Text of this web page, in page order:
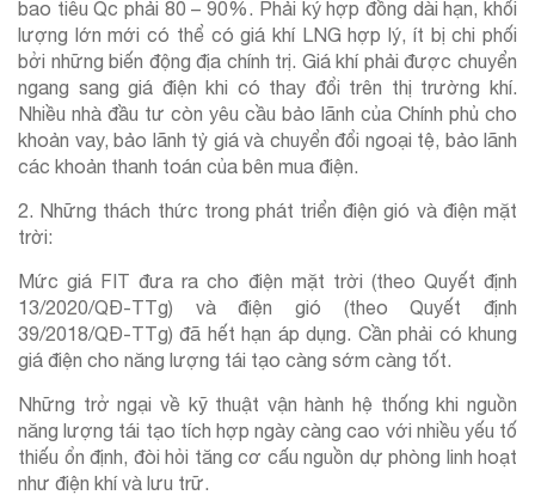
bao tiêu Qc phải 80 – 90%. Phải ký hợp đồng dài hạn, khối
lượng lớn mới có thể có giá khí LNG hợp lý, ít bị chi phối
bởi những biến động địa chính trị. Giá khí phải được chuyển
ngang sang giá điện khi có thay đổi trên thị trường khí.
Nhiều nhà đầu tư còn yêu cầu bảo lãnh của Chính phủ cho
khoản vay, bảo lãnh tỷ giá và chuyển đổi ngoại tệ, bảo lãnh
các khoản thanh toán của bên mua điện.
2. Những thách thức trong phát triển điện gió và điện mặt
trời:
Mức giá FIT đưa ra cho điện mặt trời (theo Quyết định
13/2020/QĐ-TTg) và điện gió (theo Quyết định
39/2018/QĐ-TTg) đã hết hạn áp dụng. Cần phải có khung
giá điện cho năng lượng tái tạo càng sớm càng tốt.
Những trở ngại về kỹ thuật vận hành hệ thống khi nguồn
năng lượng tái tạo tích hợp ngày càng cao với nhiều yếu tố
thiếu ổn định, đòi hỏi tăng cơ cấu nguồn dự phòng linh hoạt
như điện khí và lưu trữ.